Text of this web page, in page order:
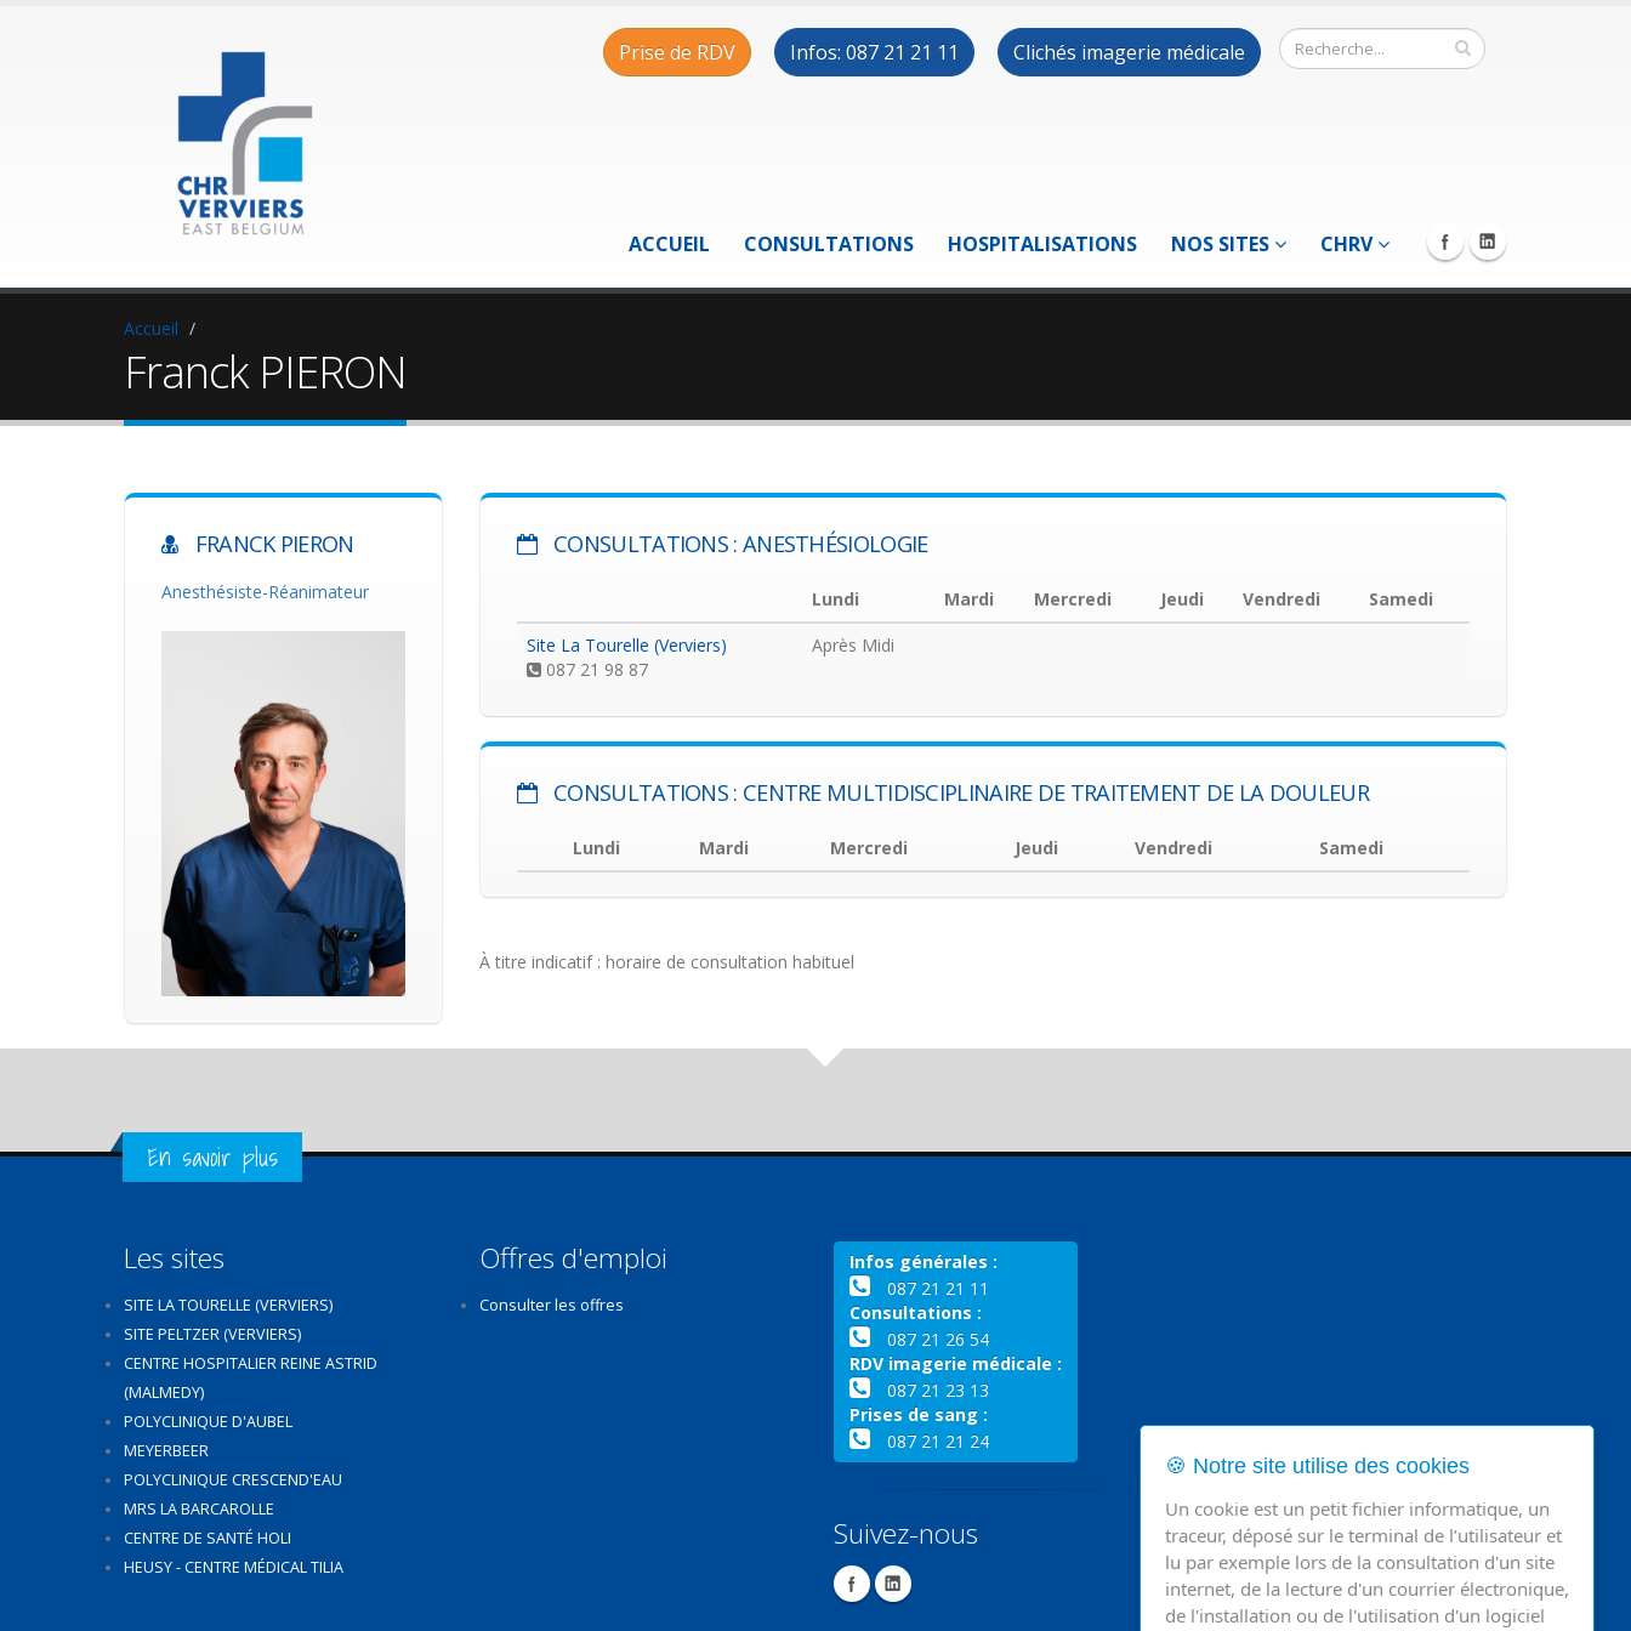
Prise de RDV Infos: 087 21 21 11 Clichés imagerie médicale
ACCUEIL CONSULTATIONS HOSPITALISATIONS NOS SITES CHRV
Accueil
Franck PIERON
FRANCK PIERON
Anesthésiste-Réanimateur
CONSULTATIONS : ANESTHÉSIOLOGIE
Lundi Mardi Mercredi Jeudi Vendredi
Samedi
Site La Tourelle (Verviers)
087 21 98 87
Après Midi
CONSULTATIONS : CENTRE MULTIDISCIPLINAIRE DE TRAITEMENT DE LA DOULEUR
Lundi Mardi Mercredi Jeudi Vendredi Samedi
À titre indicatif : horaire de consultation habituel
Get in Touch
En savoir plus
Les sites
SITE LA TOURELLE (VERVIERS)
SITE PELTZER (VERVIERS)
CENTRE HOSPITALIER REINE ASTRID
(MALMEDY)
POLYCLINIQUE D'AUBEL
MEYERBEER
POLYCLINIQUE CRESCEND'EAU
MRS LA BARCAROLLE
CENTRE DE SANTÉ HOLI
HEUSY - CENTRE MÉDICAL TILIA
Offres d'emploi
Consulter les offres
Infos générales :
087 21 21 11
Consultations :
087 21 26 54
RDV imagerie médicale :
087 21 23 13
Prises de sang :
087 21 21 24
Suivez-nous
🍪 Notre site utilise des cookies
Un cookie est un petit fichier informatique, un
traceur, déposé sur le terminal de l’utilisateur et
lu par exemple lors de la consultation d'un site
internet, de la lecture d'un courrier électronique,
de l'installation ou de l'utilisation d'un logiciel